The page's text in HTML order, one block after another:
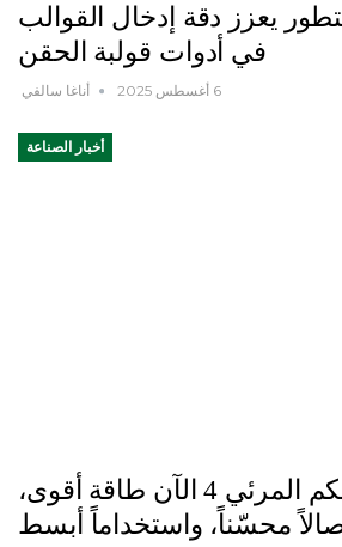
يعزز دقة إدخال القوالب
في أدوات قولبة الحقن
أناغا سالفي 6 أغسطس 2025
أخبار الصناعة
يوفر نظام التحكم المرئي 4 الآن طاقة أقوى،
محسّناً، واستخداماً أبسط